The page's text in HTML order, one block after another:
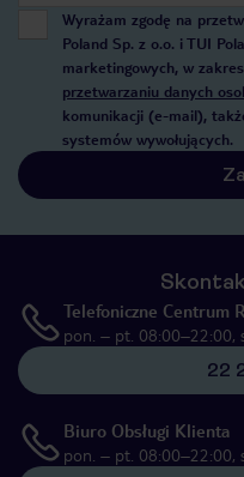
Wyrażam zgodę na
Poland Sp. z o.o. i TUI
marketingowych, w
przetwarzaniu danych
komunikacji (e-mail),
systemów wywołujących.
Telefoniczne Centrum
pon. – pt. 08:00–22:00,
22
Biuro Obsługi Klienta
pon. – pt. 08:00–22:00,